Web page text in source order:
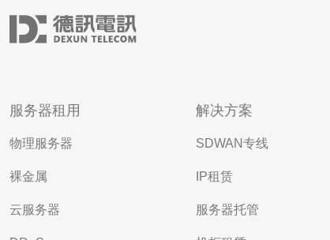
服务器租用
物理服务器
裸金属
云服务器
解决方案
SDWAN专线
IP租赁
服务器托管